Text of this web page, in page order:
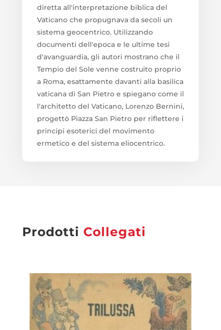
diretta all'interpretazione biblica del
Vaticano che propugnava da secoli un
sistema geocentrico. Utilizzando
documenti dell'epoca e le ultime tesi
d'avanguardia, gli autori mostrano che il
Tempio del Sole venne costruito proprio
a Roma, esattamente davanti alla basilica
vaticana di San Pietro e spiegano come il
l'architetto del Vaticano, Lorenzo Bernini,
progettò Piazza San Pietro per riflettere i
principi esoterici del movimento
ermetico e del sistema eliocentrico.
Prodotti Collegati